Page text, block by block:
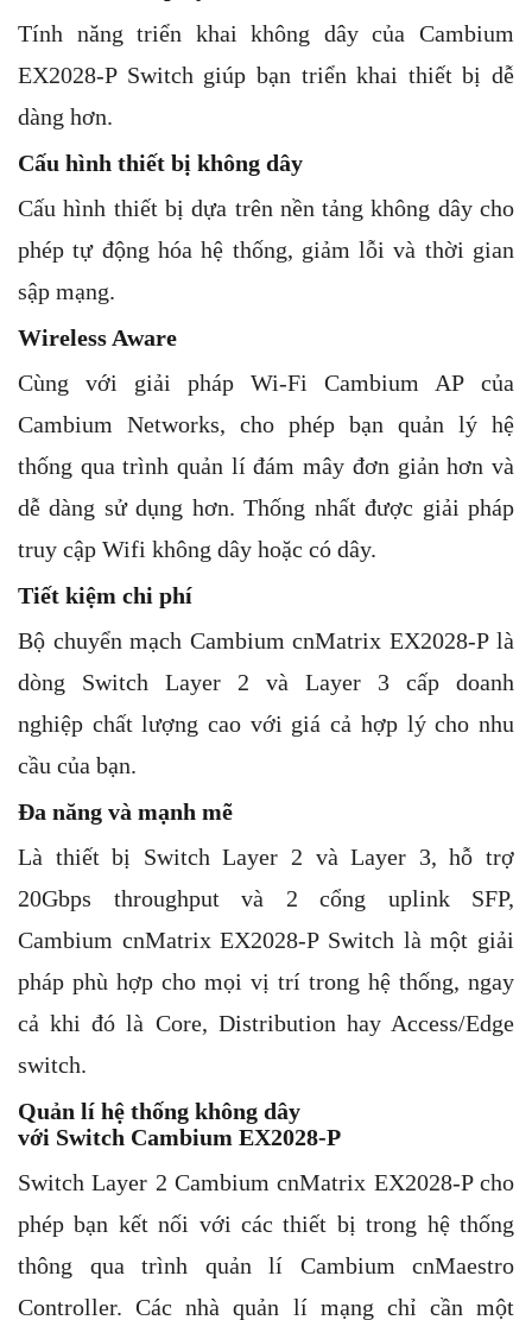
Tính năng triển khai không dây của Cambium
EX2028-P Switch giúp bạn triển khai thiết bị dễ
dàng hơn.
Cấu hình thiết bị không dây
Cấu hình thiết bị dựa trên nền tảng không dây cho
phép tự động hóa hệ thống, giảm lỗi và thời gian
sập mạng.
Wireless Aware
Cùng với giải pháp Wi-Fi Cambium AP của
Cambium Networks, cho phép bạn quản lý hệ
thống qua trình quản lí đám mây đơn giản hơn và
dễ dàng sử dụng hơn. Thống nhất được giải pháp
truy cập Wifi không dây hoặc có dây.
Tiết kiệm chi phí
Bộ chuyển mạch Cambium cnMatrix EX2028-P là
dòng Switch Layer 2 và Layer 3 cấp doanh
nghiệp chất lượng cao với giá cả hợp lý cho nhu
cầu của bạn.
Đa năng và mạnh mẽ
Là thiết bị Switch Layer 2 và Layer 3, hỗ trợ
20Gbps throughput và 2 cổng uplink SFP,
Cambium cnMatrix EX2028-P Switch là một giải
pháp phù hợp cho mọi vị trí trong hệ thống, ngay
cả khi đó là Core, Distribution hay Access/Edge
switch.
Quản lí hệ thống không dây
với Switch Cambium EX2028-P
Switch Layer 2 Cambium cnMatrix EX2028-P cho
phép bạn kết nối với các thiết bị trong hệ thống
thông qua trình quản lí Cambium cnMaestro
Controller. Các nhà quản lí mạng chỉ cần một